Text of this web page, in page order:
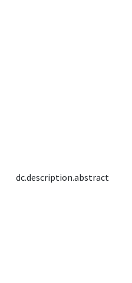
dc.description.abstract